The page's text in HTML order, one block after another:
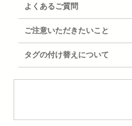
よくあるご質問
ご注意いただきたいこと
タグの付け替えについて